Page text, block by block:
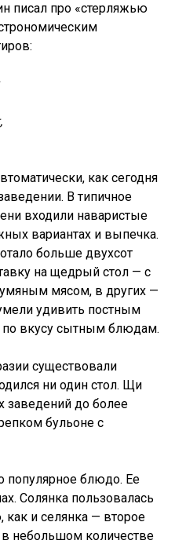
писал про «стерляжью
как сегодня
В типичное
входили наваристые
вариантах и выпечка.
больше двухсот
на щедрый стол — с
мясом, в других —
удивить постным
по вкусу сытным блюдам.
существовали
ни один стол. Щи
заведений до более
бульоне с
популярное блюдо. Ее
Солянка пользовалась
как и селянка — второе
небольшом количестве